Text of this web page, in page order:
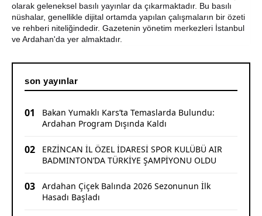
CHP Çıldır İl Genel Meclis Üyesi Gökhan Sözbir
Tutuklandı
olarak geleneksel basılı yayınlar da çıkarmaktadır. Bu basılı
nüshalar, genellikle dijital ortamda yapılan çalışmaların bir özeti
ve rehberi niteliğindedir. Gazetenin yönetim merkezleri İstanbul
ve Ardahan'da yer almaktadır.
son yayınlar
01
Bakan Yumaklı Kars’ta Temaslarda Bulundu:
Ardahan Program Dışında Kaldı
02
ERZİNCAN İL ÖZEL İDARESİ SPOR KULÜBÜ AIR
BADMINTON’DA TÜRKİYE ŞAMPİYONU OLDU
03
Ardahan Çiçek Balında 2026 Sezonunun İlk
Hasadı Başladı